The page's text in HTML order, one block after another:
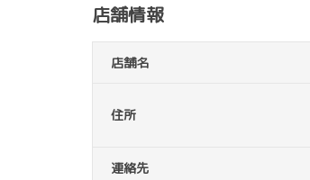
店舗情報
店舗名
住所
連絡先